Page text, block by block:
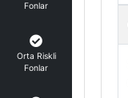
Fonlar
Orta Riskli
Fonlar